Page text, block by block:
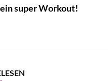
super Workout!